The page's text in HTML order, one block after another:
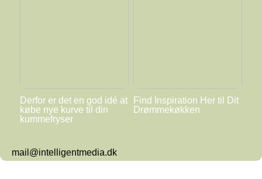
Derfor er det en god idé at
købe nye kurve til din
kummefryser
Find Inspiration Her til Dit
Drømmekøkken
mail@intelligentmedia.dk